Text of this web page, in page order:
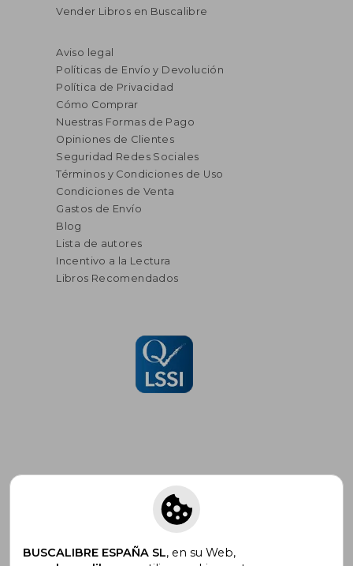
Vender Libros en Buscalibre
Aviso legal
Políticas de Envío y Devolución
Política de Privacidad
Cómo Comprar
Nuestras Formas de Pago
Opiniones de Clientes
Seguridad Redes Sociales
Términos y Condiciones de Uso
Condiciones de Venta
Gastos de Envío
Blog
Lista de autores
Incentivo a la Lectura
Libros Recomendados
Suscríbete para recibir ofertas y
promociones
BUSCALIBRE ESPAÑA SL, en su Web,